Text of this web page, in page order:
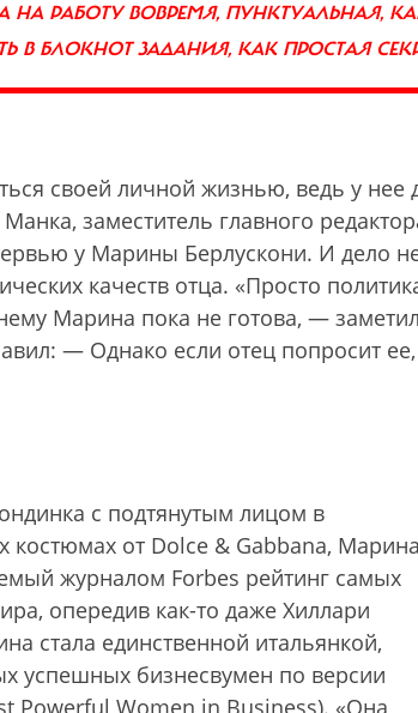
НА РАБОТУ ВОВРЕМЯ, ПУНКТУАЛЬНАЯ,
В БЛОКНОТ ЗАДАНИЯ, КАК ПРОСТАЯ
своей личной жизнью, ведь у нее
заместитель главного
у Марины Берлускони. И дело
качеств отца. «Просто
Марина пока не готова, —
— Однако если отец попросит
с подтянутым лицом в
костюмах от Dolce & Gabbana, Марина
журналом Forbes рейтинг самых
опередив как-то даже Хиллари
стала единственной итальянкой,
успешных бизнесвумен по версии
Powerful Women in Business). «Она